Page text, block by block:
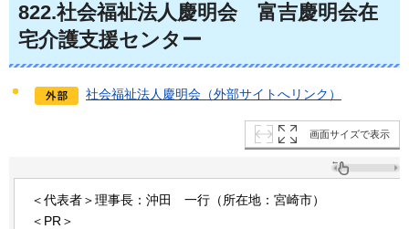
822.社会福祉法人慶明会 富吉慶明会在
宅介護支援センター
社会福祉法人慶明会（外部サイトへリンク）
画面サイズで表示
＜代表者＞理事長：沖田 一行（所在地：宮崎市）
＜PR＞